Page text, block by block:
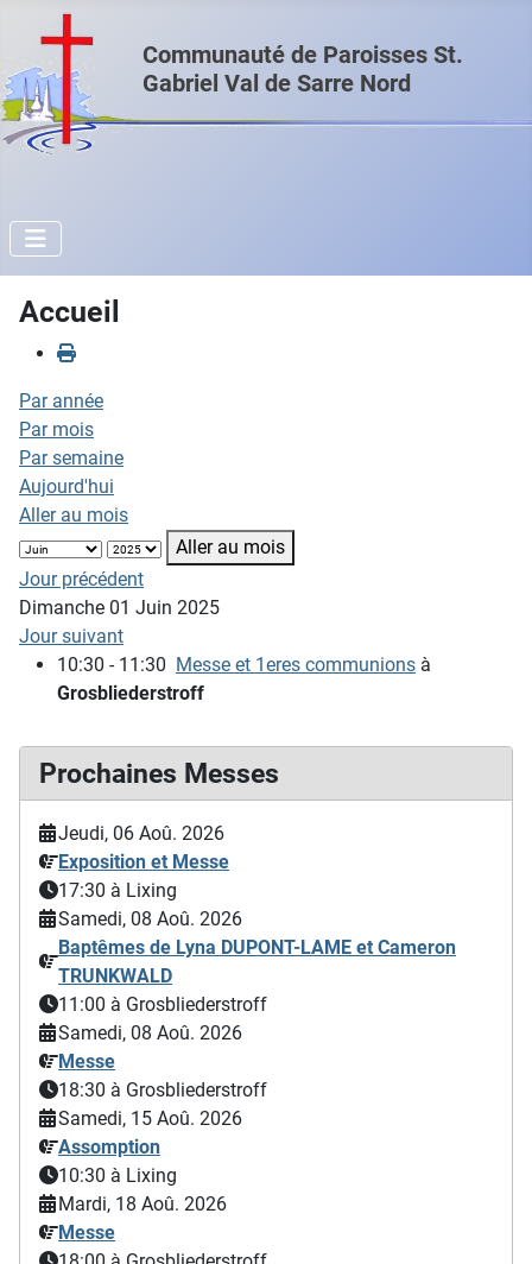
Communauté de Paroisses St.
Gabriel Val de Sarre Nord
Accueil
Par année
Par mois
Par semaine
Aujourd'hui
Aller au mois
Aller au mois
Jour précédent
Dimanche 01 Juin 2025
Jour suivant
10:30 - 11:30 Messe et 1eres communions à
Grosbliederstroff
Prochaines Messes
Jeudi, 06 Aoû. 2026
Exposition et Messe
17:30 à Lixing
Samedi, 08 Aoû. 2026
Baptêmes de Lyna DUPONT-LAME et Cameron
TRUNKWALD
11:00 à Grosbliederstroff
Samedi, 08 Aoû. 2026
Messe
18:30 à Grosbliederstroff
Samedi, 15 Aoû. 2026
Assomption
10:30 à Lixing
Mardi, 18 Aoû. 2026
Messe